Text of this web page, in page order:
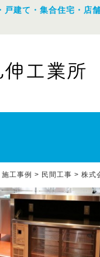
戸建て・集合住宅・店
施工事例 > 民間工事 > 株式